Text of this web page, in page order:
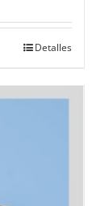
Detalles